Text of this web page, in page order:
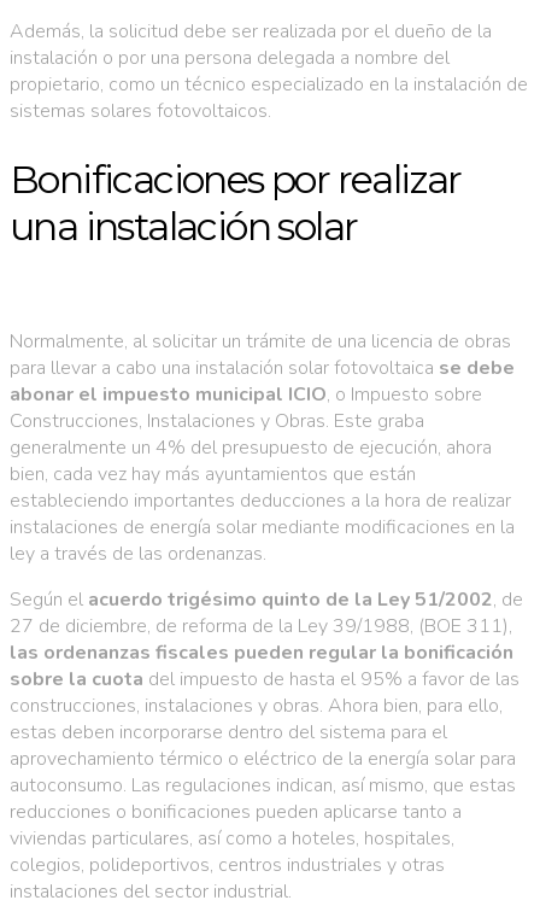
Además, la solicitud debe ser realizada por el dueño de la
instalación o por una persona delegada a nombre del
propietario, como un técnico especializado en la instalación de
sistemas solares fotovoltaicos.
Bonificaciones por realizar
una instalación solar
Normalmente, al solicitar un trámite de una licencia de obras
para llevar a cabo una instalación solar fotovoltaica se debe
abonar el impuesto municipal ICIO, o Impuesto sobre
Construcciones, Instalaciones y Obras. Este graba
generalmente un 4% del presupuesto de ejecución, ahora
bien, cada vez hay más ayuntamientos que están
estableciendo importantes deducciones a la hora de realizar
instalaciones de energía solar mediante modificaciones en la
ley a través de las ordenanzas.
Según el acuerdo trigésimo quinto de la Ley 51/2002, de
27 de diciembre, de reforma de la Ley 39/1988, (BOE 311),
las ordenanzas fiscales pueden regular la bonificación
sobre la cuota del impuesto de hasta el 95% a favor de las
construcciones, instalaciones y obras. Ahora bien, para ello,
estas deben incorporarse dentro del sistema para el
aprovechamiento térmico o eléctrico de la energía solar para
autoconsumo. Las regulaciones indican, así mismo, que estas
reducciones o bonificaciones pueden aplicarse tanto a
viviendas particulares, así como a hoteles, hospitales,
colegios, polideportivos, centros industriales y otras
instalaciones del sector industrial.